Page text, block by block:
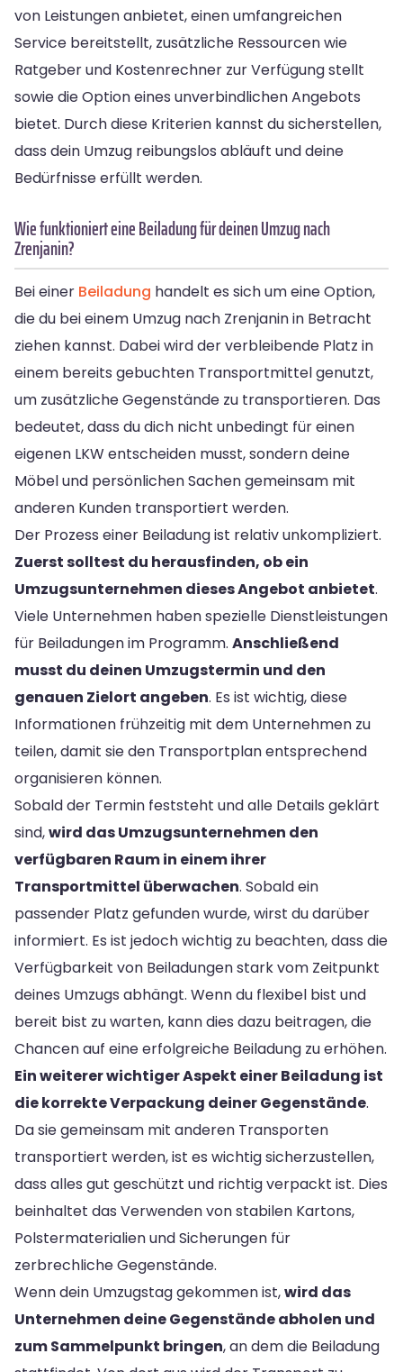
von Leistungen anbietet, einen umfangreichen
Service bereitstellt, zusätzliche Ressourcen wie
Ratgeber und Kostenrechner zur Verfügung stellt
sowie die Option eines unverbindlichen Angebots
bietet. Durch diese Kriterien kannst du sicherstellen,
dass dein Umzug reibungslos abläuft und deine
Bedürfnisse erfüllt werden.
Wie funktioniert eine Beiladung für deinen Umzug nach
Zrenjanin?
Bei einer Beiladung handelt es sich um eine Option,
die du bei einem Umzug nach Zrenjanin in Betracht
ziehen kannst. Dabei wird der verbleibende Platz in
einem bereits gebuchten Transportmittel genutzt,
um zusätzliche Gegenstände zu transportieren. Das
bedeutet, dass du dich nicht unbedingt für einen
eigenen LKW entscheiden musst, sondern deine
Möbel und persönlichen Sachen gemeinsam mit
anderen Kunden transportiert werden.
Der Prozess einer Beiladung ist relativ unkompliziert.
Zuerst solltest du herausfinden, ob ein
Umzugsunternehmen dieses Angebot anbietet.
Viele Unternehmen haben spezielle Dienstleistungen
für Beiladungen im Programm. Anschließend
musst du deinen Umzugstermin und den
genauen Zielort angeben. Es ist wichtig, diese
Informationen frühzeitig mit dem Unternehmen zu
teilen, damit sie den Transportplan entsprechend
organisieren können.
Sobald der Termin feststeht und alle Details geklärt
sind,wird das Umzugsunternehmen den
verfügbaren Raum in einem ihrer
Transportmittel überwachen. Sobald ein
passender Platz gefunden wurde, wirst du darüber
informiert. Es ist jedoch wichtig zu beachten, dass die
Verfügbarkeit von Beiladungen stark vom Zeitpunkt
deines Umzugs abhängt. Wenn du flexibel bist und
bereit bist zu warten, kann dies dazu beitragen, die
Chancen auf eine erfolgreiche Beiladung zu erhöhen.
Ein weiterer wichtiger Aspekt einer Beiladung ist
die korrekte Verpackung deiner Gegenstände.
Da sie gemeinsam mit anderen Transporten
transportiert werden, ist es wichtig sicherzustellen,
dass alles gut geschützt und richtig verpackt ist. Dies
beinhaltet das Verwenden von stabilen Kartons,
Polstermaterialien und Sicherungen für
zerbrechliche Gegenstände.
Wenn dein Umzugstag gekommen ist,wird das
Unternehmen deine Gegenstände abholen und
zum Sammelpunkt bringen, an dem die Beiladung